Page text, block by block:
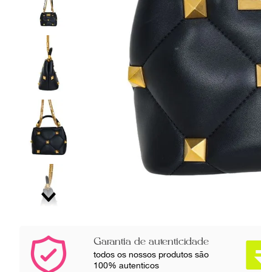
Garantia de autenticidade
todos os nossos produtos são
100% autenticos